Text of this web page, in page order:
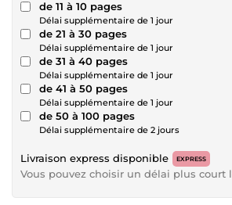
de 11 à 10 pages
Délai supplémentaire de 1 jour
de 21 à 30 pages
Délai supplémentaire de 1 jour
de 31 à 40 pages
Délai supplémentaire de 1 jour
de 41 à 50 pages
Délai supplémentaire de 1 jour
de 50 à 100 pages
Délai supplémentaire de 2 jours
Livraison express disponible EXPRESS
Vous pouvez choisir un délai plus court